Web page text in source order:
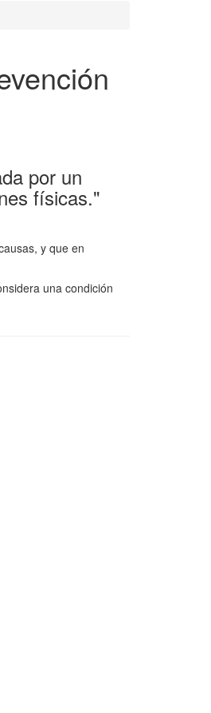
por un
físicas."
y que en
una condición